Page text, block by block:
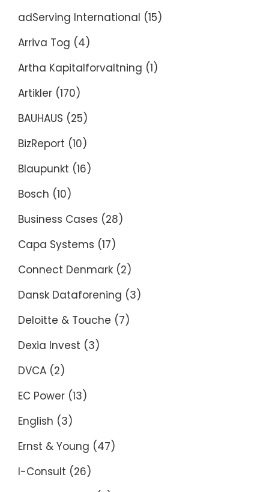
adServing International (15)
Arriva Tog (4)
Artha Kapitalforvaltning (1)
Artikler (170)
BAUHAUS (25)
BizReport (10)
Blaupunkt (16)
Bosch (10)
Business Cases (28)
Capa Systems (17)
Connect Denmark (2)
Dansk Dataforening (3)
Deloitte & Touche (7)
Dexia Invest (3)
DVCA (2)
EC Power (13)
English (3)
Ernst & Young (47)
I-Consult (26)